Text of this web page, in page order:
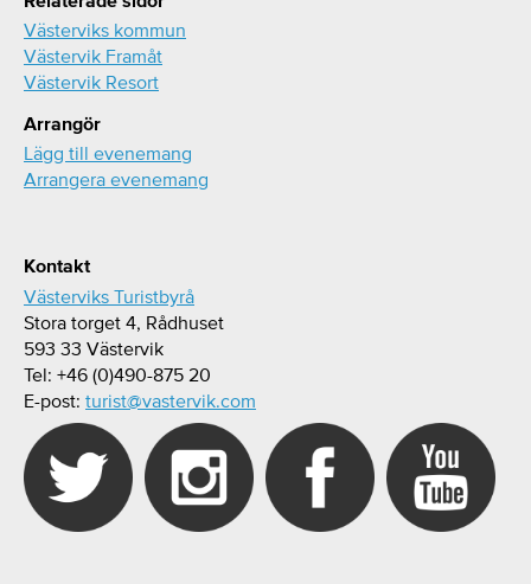
Västerviks kommun
Västervik Framåt
Västervik Resort
Arrangör
Lägg till evenemang
Arrangera evenemang
Kontakt
Västerviks Turistbyrå
Stora torget 4, Rådhuset
593 33 Västervik
Tel: +46 (0)490-875 20
E-post: turist@vastervik.com